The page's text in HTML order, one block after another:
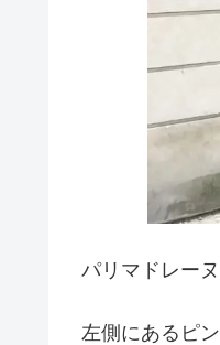
パリマドレー
左側にあるピ